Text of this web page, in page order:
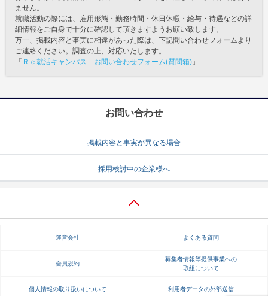
ません。
就職活動の際には、雇用形態・勤務時間・休日休暇・給与・待遇などの詳
細情報をご自身で十分に確認して頂きますようお願い致します。
万一、掲載内容と事実に相違があった際は、下記問い合わせフォームより
ご連絡ください。調査の上、対応いたします。
「 Ｒｅ就活キャンパス お問い合わせフォーム(質問箱) 」
お問い合わせ
掲載内容と事実が異なる場合
採用検討中の企業様へ
運営会社 よくある質問
会員規約
募集者情報等提供事業への
取組について
個人情報の取り扱いについて 利用者データの外部送信